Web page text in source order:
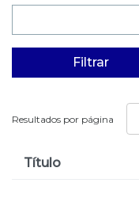
Filtrar
Resultados por página
Título